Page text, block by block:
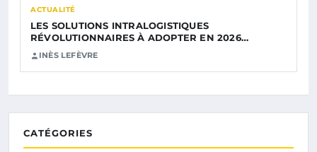
ACTUALITÉ
LES SOLUTIONS INTRALOGISTIQUES
RÉVOLUTIONNAIRES À ADOPTER EN 2026…
INÈS LEFÈVRE
CATÉGORIES